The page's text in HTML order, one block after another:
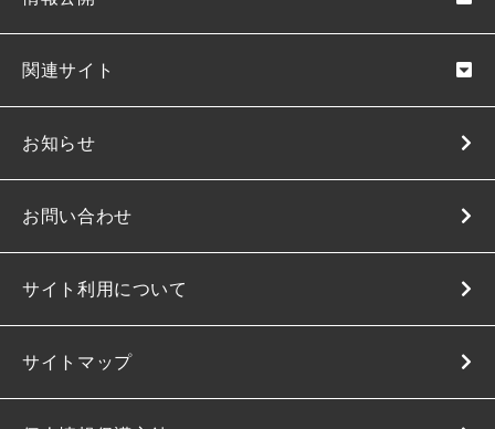
関連サイト
お知らせ
お問い合わせ
サイト利用について
サイトマップ